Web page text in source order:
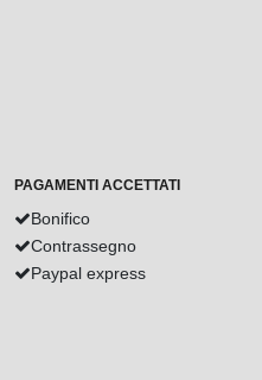
PAGAMENTI ACCETTATI
Bonifico
Contrassegno
Paypal express